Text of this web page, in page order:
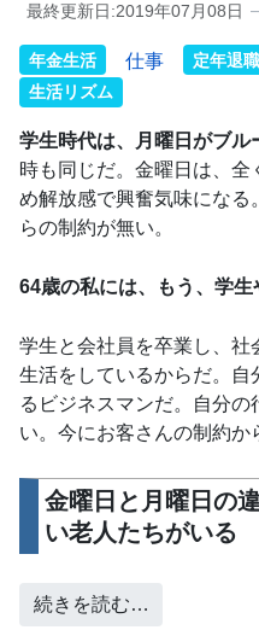
最終更新日:2019年07月08日
年金生活 仕事 定年退職
生活リズム
学生時代は、月曜日がブル
時も同じだ。金曜日は、全
め解放感で興奮気味にな
らの制約が無い。
64歳の私には、もう、学生
学生と会社員を卒業し、社
生活をしているからだ。自
るビジネスマンだ。自分
い。今にお客さんの制約か
金曜日と月曜日の
い老人たちがいる
続きを読む…